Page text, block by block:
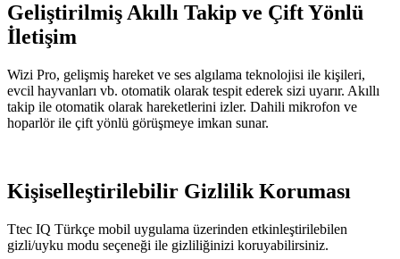
Geliştirilmiş Akıllı Takip ve Çift Yönlü
İletişim
Wizi Pro, gelişmiş hareket ve ses algılama teknolojisi ile kişileri,
evcil hayvanları vb. otomatik olarak tespit ederek sizi uyarır. Akıllı
takip ile otomatik olarak hareketlerini izler. Dahili mikrofon ve
hoparlör ile çift yönlü görüşmeye imkan sunar.
Kişiselleştirilebilir Gizlilik Koruması
Ttec IQ Türkçe mobil uygulama üzerinden etkinleştirilebilen
gizli/uyku modu seçeneği ile gizliliğinizi koruyabilirsiniz.